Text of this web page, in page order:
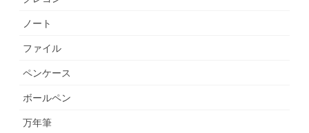
ノート
ファイル
ペンケース
ボールペン
万年筆